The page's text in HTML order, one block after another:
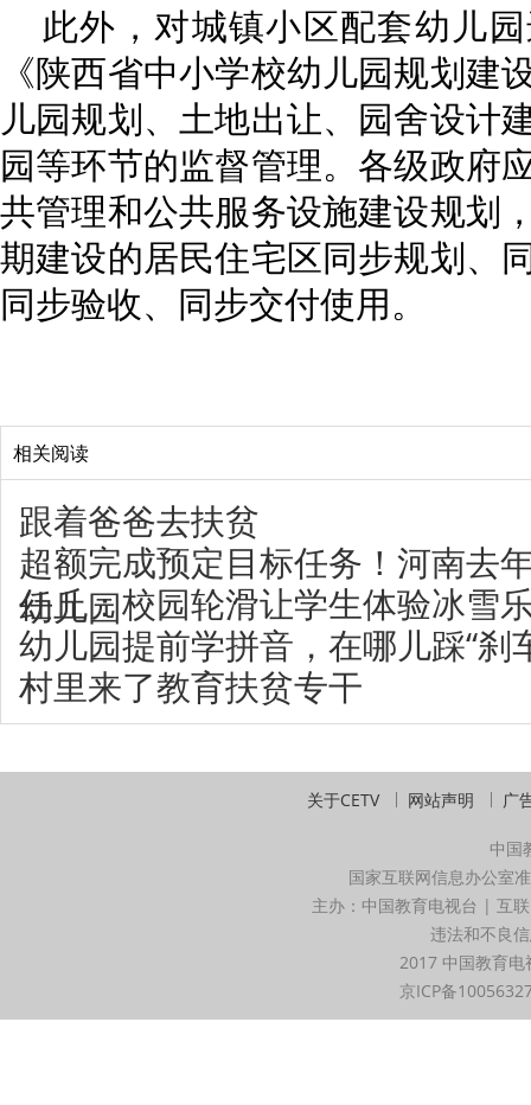
此外，对城镇小区配套幼儿
《陕西省中小学校幼儿园规划建
儿园规划、土地出让、园舍设计
园等环节的监督管理。各级政府
共管理和公共服务设施建设规划
期建设的居民住宅区同步规划、
同步验收、同步交付使用。
相关阅读
跟着爸爸去扶贫
超额完成预定目标任务！河南去
幼儿园
任丘：校园轮滑让学生体验冰雪
幼儿园提前学拼音，在哪儿踩“刹
村里来了教育扶贫专干
关于CETV 网站声明 广
中国
国家互联网信息办公室
主办：中国教育电视台 | 互
违法和不良
2017 中国教育
京ICP备